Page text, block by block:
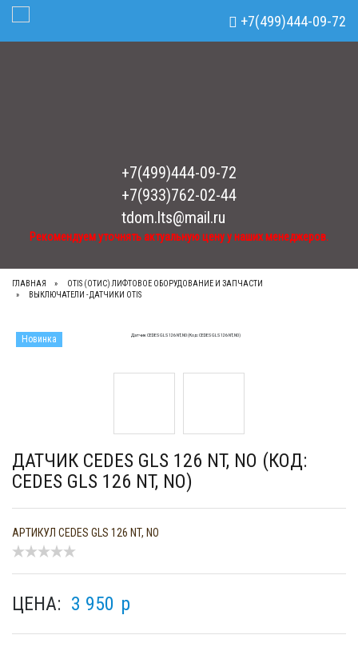
Рекомендуем уточнять актуальную цену у наших менеджеров.
+7(499)444-09-72
+7(933)762-02-44
tdom.lts@mail.ru
Рекомендуем уточнять актуальную цену у наших менеджеров.
+7(499)444-09-72
Toggle Navigation
ГЛАВНАЯ
OTIS (ОТИС) ЛИФТОВОЕ ОБОРУДОВАНИЕ И ЗАПЧАСТИ
ВЫКЛЮЧАТЕЛИ - ДАТЧИКИ OTIS
Новинка
ДАТЧИК CEDES GLS 126 NT, NO (КОД:
CEDES GLS 126 NT, NO)
АРТИКУЛ CEDES GLS 126 NT, NO
ЦЕНА: 3 950 p